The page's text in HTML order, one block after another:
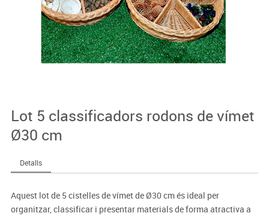
Lot 5 classificadors rodons de vímet
Ø30 cm
Detalls
Aquest lot de 5 cistelles de vímet de Ø30 cm és ideal per
organitzar, classificar i presentar materials de forma atractiva a